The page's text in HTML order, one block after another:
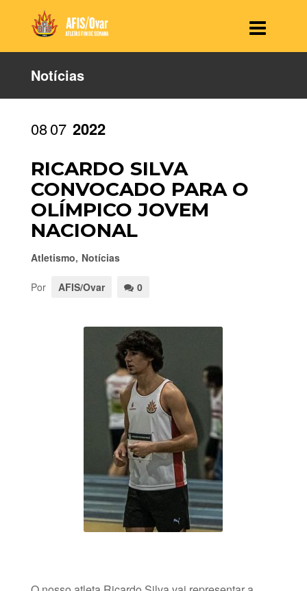
Notícias
0807 2022
RICARDO SILVA
CONVOCADO PARA O
OLÍMPICO JOVEM
NACIONAL
Atletismo, Notícias
Por AFIS/Ovar 0